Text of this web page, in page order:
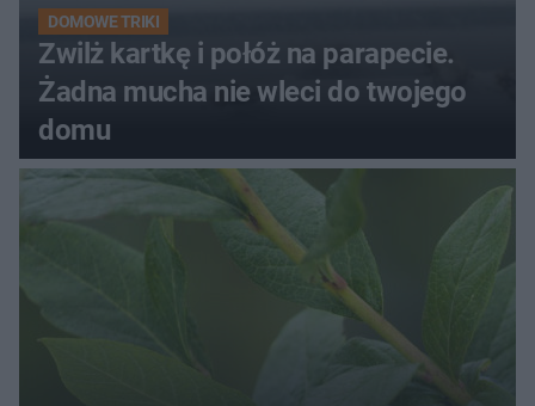
DOMOWE TRIKI
Zwilż kartkę i połóż na parapecie.
Żadna mucha nie wleci do twojego
domu